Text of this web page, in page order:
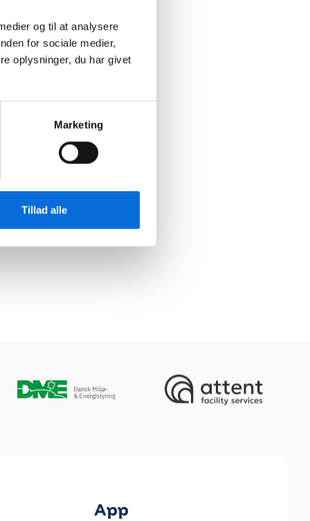
og til at analysere
for sociale medier,
oplysninger, du har givet
Marketing
Tillad alle
App